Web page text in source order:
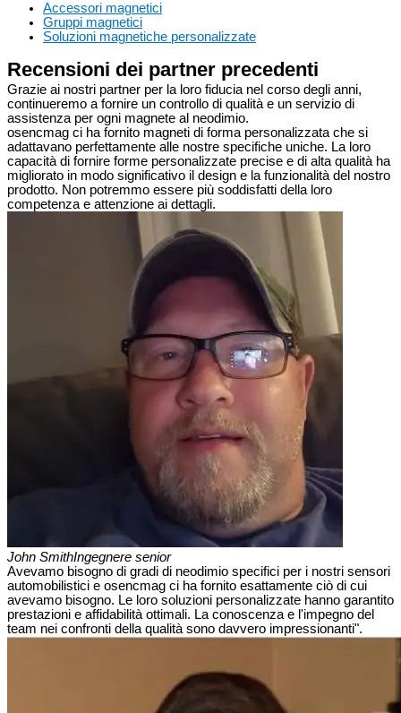
Accessori magnetici
Gruppi magnetici
Soluzioni magnetiche personalizzate
Recensioni dei partner precedenti
Grazie ai nostri partner per la loro fiducia nel corso degli anni,
continueremo a fornire un controllo di qualità e un servizio di
assistenza per ogni magnete al neodimio.
osencmag ci ha fornito magneti di forma personalizzata che si
adattavano perfettamente alle nostre specifiche uniche. La loro
capacità di fornire forme personalizzate precise e di alta qualità ha
migliorato in modo significativo il design e la funzionalità del nostro
prodotto. Non potremmo essere più soddisfatti della loro
competenza e attenzione ai dettagli.
John SmithIngegnere senior
Avevamo bisogno di gradi di neodimio specifici per i nostri sensori
automobilistici e osencmag ci ha fornito esattamente ciò di cui
avevamo bisogno. Le loro soluzioni personalizzate hanno garantito
prestazioni e affidabilità ottimali. La conoscenza e l'impegno del
team nei confronti della qualità sono davvero impressionanti".